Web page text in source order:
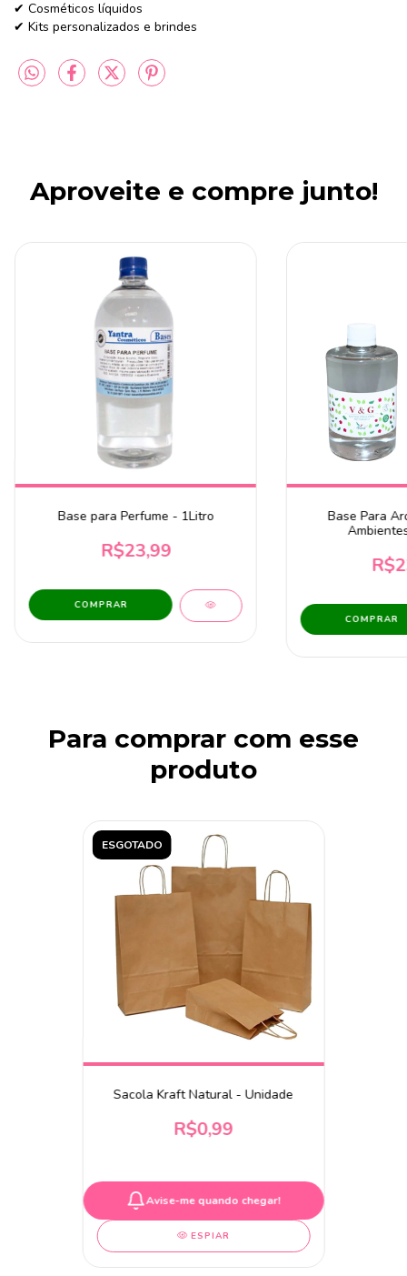
✔ Cosméticos líquidos
✔ Kits personalizados e brindes
Aproveite e compre junto!
Base para Perfume - 1Litro
R$23,99
Base Para
Para comprar com esse
produto
ESGOTADO
Sacola Kraft Natural - Unidade
R$0,99
Avise-me quando chegar!
ESPIAR